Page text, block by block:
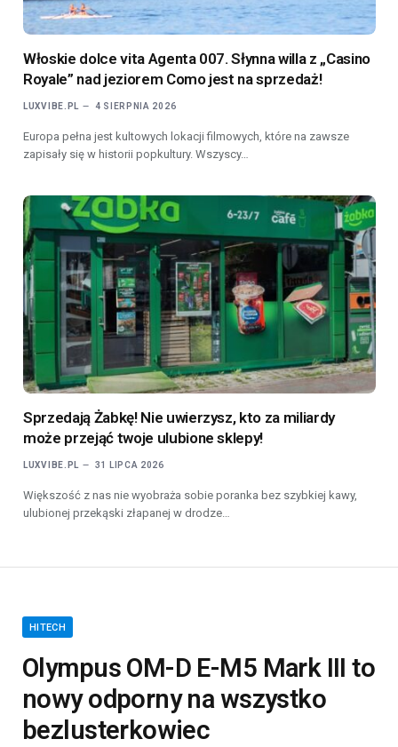
Włoskie dolce vita Agenta 007. Słynna willa z „Casino
Royale” nad jeziorem Como jest na sprzedaż!
LUXVIBE.PL 4 SIERPNIA 2026
Europa pełna jest kultowych lokacji filmowych, które na zawsze
zapisały się w historii popkultury. Wszyscy…
Sprzedają Żabkę! Nie uwierzysz, kto za miliardy
może przejąć twoje ulubione sklepy!
LUXVIBE.PL 31 LIPCA 2026
Większość z nas nie wyobraża sobie poranka bez szybkiej kawy,
ulubionej przekąski złapanej w drodze…
HITECH
Olympus OM-D E-M5 Mark III to
nowy odporny na wszystko
bezlusterkowiec